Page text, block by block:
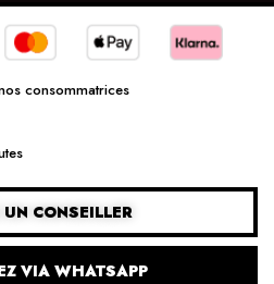
consommatrices
UN CONSEILLER
VIA WHATSAPP